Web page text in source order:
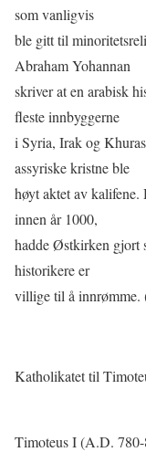
som vanligvis
ble gitt til
Abraham Yohannan
skriver at en arabisk
ﬂeste innbyggerne
i Syria, Irak og
assyriske kristne ble
høyt aktet av
innen år 1000,
hadde Østkirken gjort
historikere er
villige til å innrømme.
Katholikatet til
Timoteus I (A.D.